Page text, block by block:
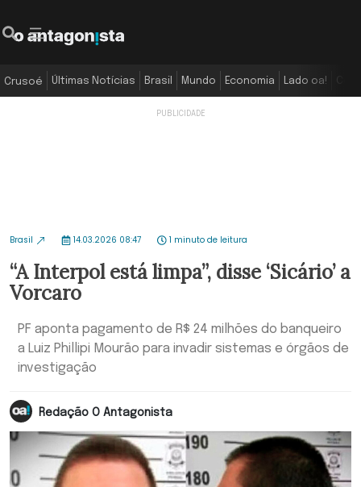
Crusoé Últimas Notícias Brasil Mundo Economia Lado oa!
Brasil 14.03.2026 08:47 1 minuto de leitura
“A Interpol está limpa”, disse ‘Sicário’ a
Vorcaro
PF aponta pagamento de R$ 24 milhões do banqueiro
a Luiz Phillipi Mourão para invadir sistemas e órgãos de
investigação
Redação O Antagonista